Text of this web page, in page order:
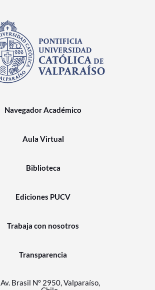
Navegador Académico
Aula Virtual
Biblioteca
Ediciones PUCV
Trabaja con nosotros
Transparencia
Av. Brasil N° 2950, Valparaíso,